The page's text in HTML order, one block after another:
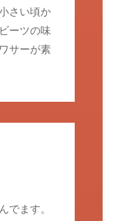
さい頃か
ーツの味
サーが素
でます。